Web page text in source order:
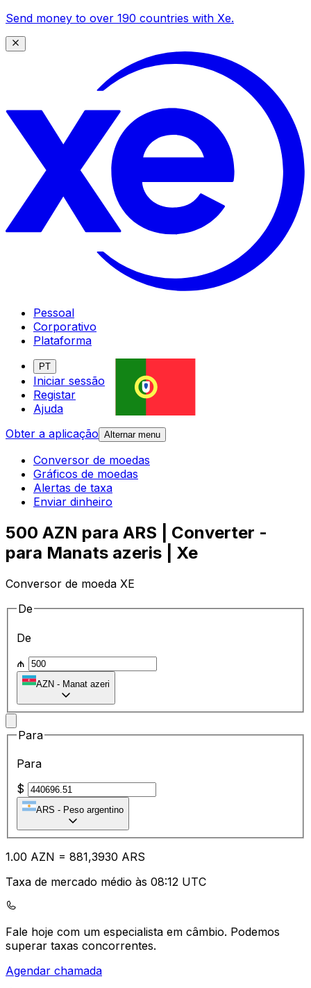
Send money to over 190 countries with Xe.
Pessoal
Corporativo
Plataforma
PT
Iniciar sessão
Registar
Ajuda
Obter a aplicação Alternar menu
Conversor de moedas
Gráficos de moedas
Alertas de taxa
Enviar dinheiro
500 AZN para ARS | Converter -
para Manats azeris | Xe
Conversor de moeda XE
De
De
₼
AZN - Manat azeri
Para
Para
$
ARS - Peso argentino
1.00 AZN = 881,3930 ARS
Taxa de mercado médio às 08:12 UTC
Fale hoje com um especialista em câmbio. Podemos
superar taxas concorrentes.
Agendar chamada